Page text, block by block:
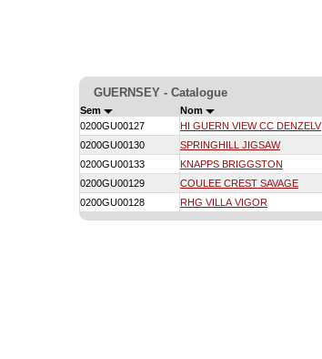
GUERNSEY - Catalogue
Sem Nom
0200GU00127
HI GUERN VIEW CC DENZELV
0200GU00130
SPRINGHILL JIGSAW
0200GU00133
KNAPPS BRIGGSTON
0200GU00129
COULEE CREST SAVAGE
0200GU00128
RHG VILLA VIGOR